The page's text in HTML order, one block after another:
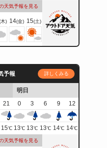
天気予報を見る
) 14(金) 15(土)
予報 詳しくみる
明日
21 0 3 6 9
12
15℃ 13℃ 13℃ 13℃ 14℃ 14℃
天気予報を見る